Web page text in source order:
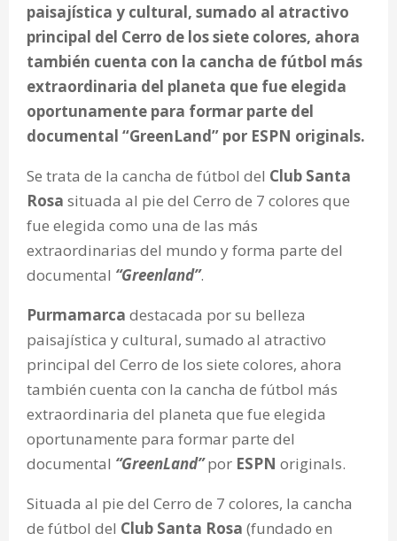
paisajística y cultural, sumado al atractivo
principal del Cerro de los siete colores, ahora
también cuenta con la cancha de fútbol más
extraordinaria del planeta que fue elegida
oportunamente para formar parte del
documental “GreenLand” por ESPN originals.
Se trata de la cancha de fútbol del Club Santa
Rosa situada al pie del Cerro de 7 colores que
fue elegida como una de las más
extraordinarias del mundo y forma parte del
documental “Greenland”.
Purmamarca destacada por su belleza
paisajística y cultural, sumado al atractivo
principal del Cerro de los siete colores, ahora
también cuenta con la cancha de fútbol más
extraordinaria del planeta que fue elegida
oportunamente para formar parte del
documental “GreenLand”por ESPN originals.
Situada al pie del Cerro de 7 colores, la cancha
de fútbol del Club Santa Rosa (fundado en